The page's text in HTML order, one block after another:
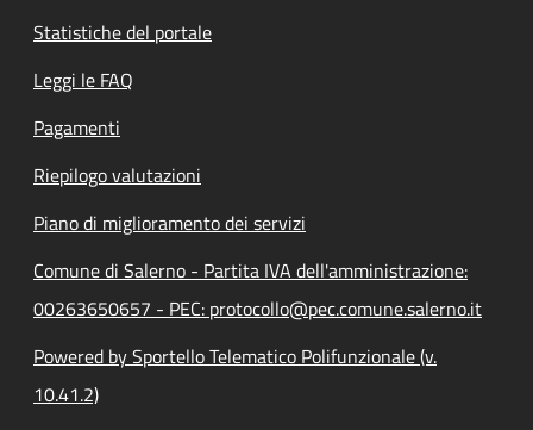
Statistiche del portale
Leggi le FAQ
Pagamenti
Riepilogo valutazioni
Piano di miglioramento dei servizi
Comune di Salerno - Partita IVA dell'amministrazione:
00263650657 - PEC: protocollo@pec.comune.salerno.it
Powered by Sportello Telematico Polifunzionale (v.
10.41.2)